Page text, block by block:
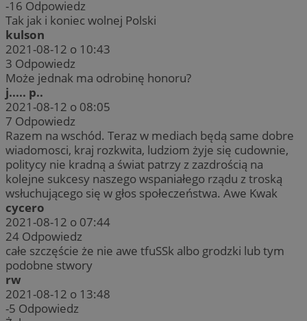
-16 Odpowiedz
Tak jak i koniec wolnej Polski
kulson
2021-08-12 o 10:43
3 Odpowiedz
Może jednak ma odrobinę honoru?
j..... p..
2021-08-12 o 08:05
7 Odpowiedz
Razem na wschód. Teraz w mediach będą same dobre
wiadomosci, kraj rozkwita, ludziom żyje się cudownie,
politycy nie kradną a świat patrzy z zazdrością na
kolejne sukcesy naszego wspaniałego rządu z troską
wsłuchującego się w głos społeczeństwa. Awe Kwak
cycero
2021-08-12 o 07:44
24 Odpowiedz
całe szczęście że nie awe tfuSSk albo grodzki lub tym
podobne stwory
rw
2021-08-12 o 13:48
-5 Odpowiedz